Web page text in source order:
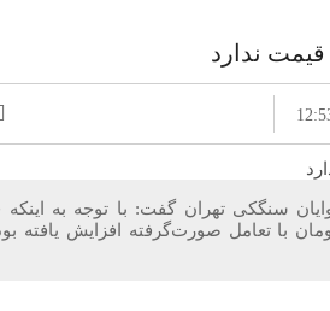
ندارد
از ۳هزار تومان به ۵هزار تومان با تعامل صورت‌گرفته